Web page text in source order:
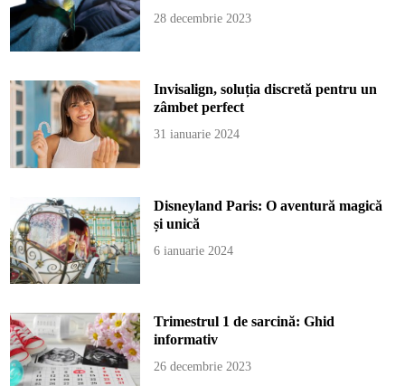
28 decembrie 2023
Invisalign, soluția discretă pentru un
zâmbet perfect
31 ianuarie 2024
Disneyland Paris: O aventură magică
și unică
6 ianuarie 2024
Trimestrul 1 de sarcină: Ghid
informativ
26 decembrie 2023